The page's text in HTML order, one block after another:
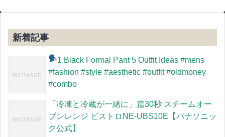
新着記事
1 Black Formal Pant 5 Outfit Ideas #mens
#fashion #style #aesthetic #outfit #oldmoney
#combo
「冷凍と冷蔵が一緒に」篇30秒 スチームオー
ブンレンジ ビストロNE-UBS10E【パナソニッ
ク公式】